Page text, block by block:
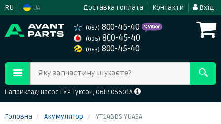
RU UA Доставка і оплата Контакти Вхід
(067) 800-45-40
(095) 800-45-40
(063) 800-45-40
Яку запчастину шукаєте?
Наприклад: насос ГУР Туксон, 06H905601A
Головна Акумулятор YT14BBS YUASA